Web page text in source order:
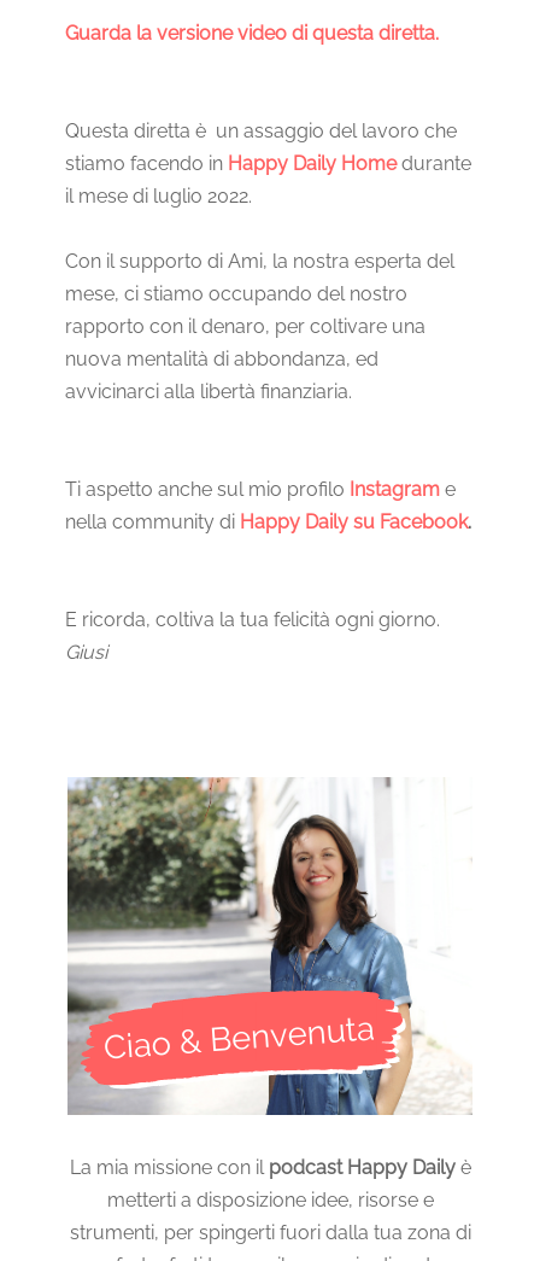
Guarda la versione video di questa diretta.
Questa diretta è un assaggio del lavoro che
stiamo facendo in Happy Daily Homedurante
il mese di luglio 2022.
Con il supporto di Ami, la nostra esperta del
mese, ci stiamo occupando del nostro
rapporto con il denaro, per coltivare una
nuova mentalità di abbondanza, ed
avvicinarci alla libertà finanziaria.
Ti aspetto anche sul mio profilo Instagrame
nella community di Happy Daily su Facebook.
E ricorda, coltiva la tua felicità ogni giorno.
Giusi
La mia missione con il podcast Happy Dailyè
metterti a disposizione idee, risorse e
strumenti, per spingerti fuori dalla tua zona di